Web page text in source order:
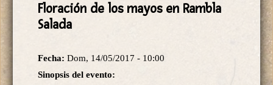
Floración de los mayos en Rambla
Salada
Fecha: Dom, 14/05/2017 - 10:00
Sinopsis del evento: